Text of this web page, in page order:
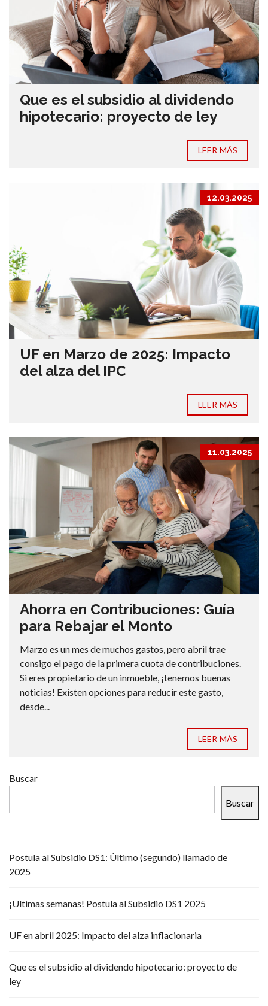
Que es el subsidio al dividendo
hipotecario: proyecto de ley
LEER MÁS
12.03.2025
UF en Marzo de 2025: Impacto
del alza del IPC
LEER MÁS
11.03.2025
Ahorra en Contribuciones: Guía
para Rebajar el Monto
Marzo es un mes de muchos gastos, pero abril trae
consigo el pago de la primera cuota de contribuciones.
Si eres propietario de un inmueble, ¡tenemos buenas
noticias! Existen opciones para reducir este gasto,
desde...
LEER MÁS
Buscar
Buscar
Postula al Subsidio DS1: Último (segundo) llamado de
2025
¡Ultimas semanas! Postula al Subsidio DS1 2025
UF en abril 2025: Impacto del alza inflacionaria
Que es el subsidio al dividendo hipotecario: proyecto de
ley